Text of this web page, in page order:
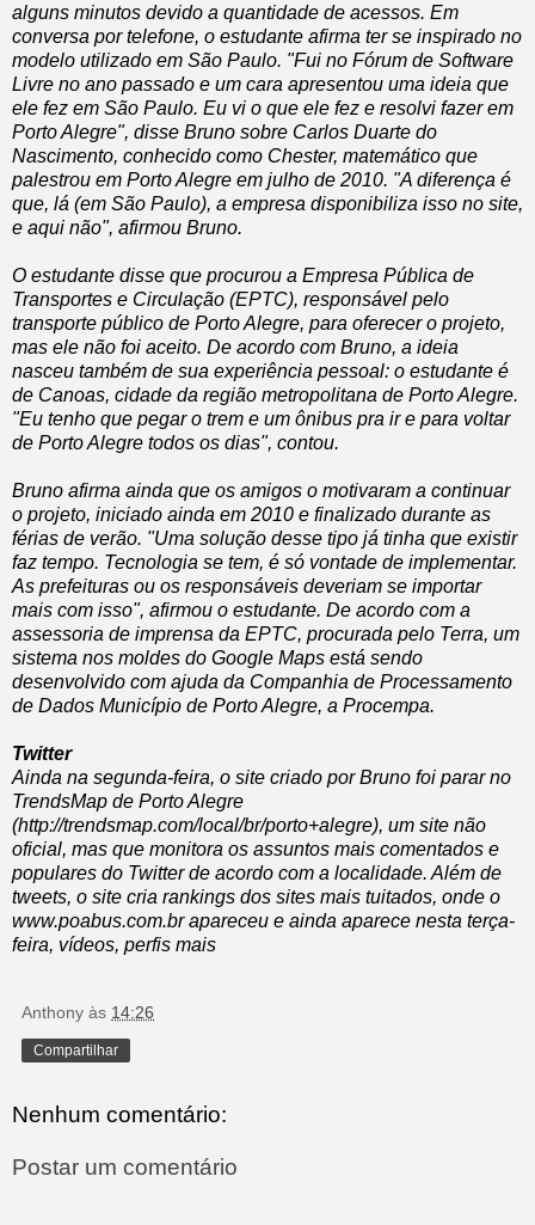
alguns minutos devido a quantidade de acessos. Em
conversa por telefone, o estudante afirma ter se inspirado no
modelo utilizado em São Paulo. "Fui no Fórum de Software
Livre no ano passado e um cara apresentou uma ideia que
ele fez em São Paulo. Eu vi o que ele fez e resolvi fazer em
Porto Alegre", disse Bruno sobre Carlos Duarte do
Nascimento, conhecido como Chester, matemático que
palestrou em Porto Alegre em julho de 2010. "A diferença é
que, lá (em São Paulo), a empresa disponibiliza isso no site,
e aqui não", afirmou Bruno.
O estudante disse que procurou a Empresa Pública de
Transportes e Circulação (EPTC), responsável pelo
transporte público de Porto Alegre, para oferecer o projeto,
mas ele não foi aceito. De acordo com Bruno, a ideia
nasceu também de sua experiência pessoal: o estudante é
de Canoas, cidade da região metropolitana de Porto Alegre.
"Eu tenho que pegar o trem e um ônibus pra ir e para voltar
de Porto Alegre todos os dias", contou.
Bruno afirma ainda que os amigos o motivaram a continuar
o projeto, iniciado ainda em 2010 e finalizado durante as
férias de verão. "Uma solução desse tipo já tinha que existir
faz tempo. Tecnologia se tem, é só vontade de implementar.
As prefeituras ou os responsáveis deveriam se importar
mais com isso", afirmou o estudante. De acordo com a
assessoria de imprensa da EPTC, procurada pelo Terra, um
sistema nos moldes do Google Maps está sendo
desenvolvido com ajuda da Companhia de Processamento
de Dados Município de Porto Alegre, a Procempa.
Twitter
Ainda na segunda-feira, o site criado por Bruno foi parar no
TrendsMap de Porto Alegre
(http://trendsmap.com/local/br/porto+alegre), um site não
oficial, mas que monitora os assuntos mais comentados e
populares do Twitter de acordo com a localidade. Além de
tweets, o site cria rankings dos sites mais tuitados, onde o
www.poabus.com.br apareceu e ainda aparece nesta terça-
feira, vídeos, perfis mais
Anthony às 14:26
Compartilhar
Nenhum comentário:
Postar um comentário